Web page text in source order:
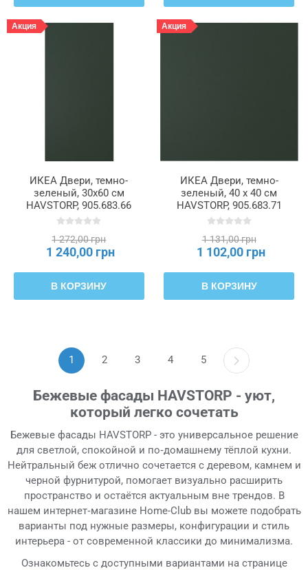
Акция
ИКЕА Двери, темно-
зеленый, 30x60 см
HAVSTORP, 905.683.66
1 272,00 грн
1 240,00 грн
В КОРЗИНУ
Акция
ИКЕА Двери, темно-
зеленый, 40 х 40 см
HAVSTORP, 905.683.71
1 131,00 грн
1 102,00 грн
В КОРЗИНУ
1 2 3 4 5
Бежевые фасады HAVSTORP - уют,
который легко сочетать
Бежевые фасады HAVSTORP - это универсальное решение
для светлой, спокойной и по‑домашнему тёплой кухни.
Нейтральный беж отлично сочетается с деревом, камнем и
черной фурнитурой, помогает визуально расширить
пространство и остаётся актуальным вне трендов. В
нашем интернет‑магазине Home-Club вы можете подобрать
варианты под нужные размеры, конфигурации и стиль
интерьера - от современной классики до минимализма.
Ознакомьтесь с доступными вариантами на странице